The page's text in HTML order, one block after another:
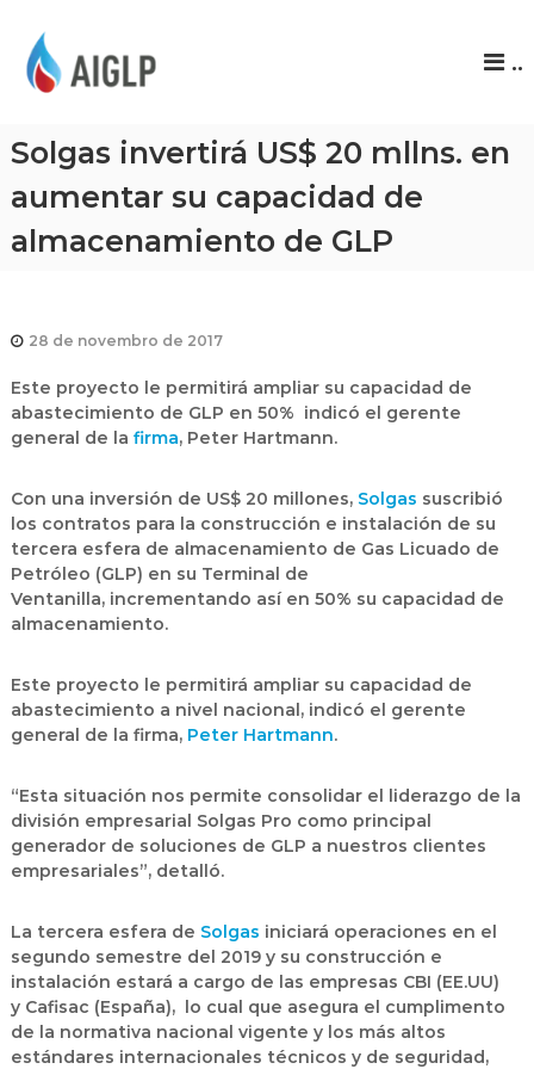
P
..
Solgas invertirá US$ 20 mllns. en
aumentar su capacidad de
almacenamiento de GLP
28 de novembro de 2017
Este proyecto le permitirá ampliar su capacidad de
abastecimiento de GLP en 50% indicó el gerente
general de la firma, Peter Hartmann.
Con una inversión de US$ 20 millones, Solgas suscribió
los contratos para la construcción e instalación de su
tercera esfera de almacenamiento de Gas Licuado de
Petróleo (GLP) en su Terminal de
Ventanilla, incrementando así en 50% su capacidad de
almacenamiento.
Este proyecto le permitirá ampliar su capacidad de
abastecimiento a nivel nacional, indicó el gerente
general de la firma, Peter Hartmann.
“Esta situación nos permite consolidar el liderazgo de la
división empresarial Solgas Pro como principal
generador de soluciones de GLP a nuestros clientes
empresariales”, detalló.
La tercera esfera de Solgas iniciará operaciones en el
segundo semestre del 2019 y su construcción e
instalación estará a cargo de las empresas CBI (EE.UU)
y Cafisac (España), lo cual que asegura el cumplimento
de la normativa nacional vigente y los más altos
estándares internacionales técnicos y de seguridad,